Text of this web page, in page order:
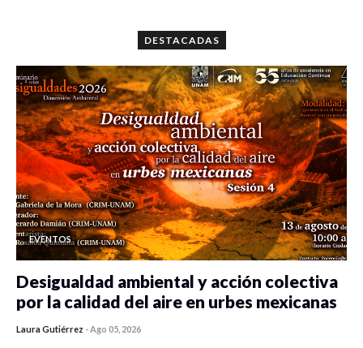
DESTACADAS
EVENTOS
Desigualdad ambiental y acción colectiva
por la calidad del aire en urbes mexicanas
Laura Gutiérrez -Ago 05, 2026